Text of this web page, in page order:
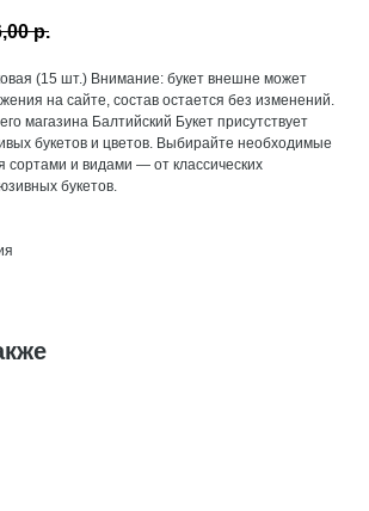
р.
(15 шт.) Внимание: букет внешне может
на сайте, состав остается без изменений.
магазина Балтийский Букет присутствует
букетов и цветов. Выбирайте необходимые
и видами — от классических
букетов.